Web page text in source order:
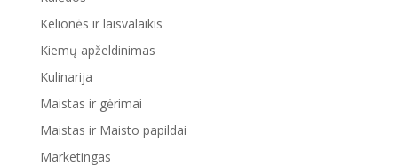
Kelionės ir laisvalaikis
Kiemų apželdinimas
Kulinarija
Maistas ir gėrimai
Maistas ir Maisto papildai
Marketingas